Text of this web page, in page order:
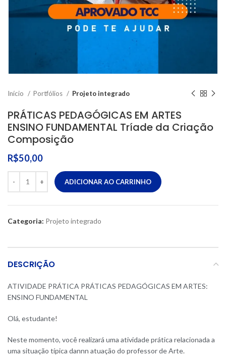
Início Portfólios Projeto integrado
PRÁTICAS PEDAGÓGICAS EM ARTES
ENSINO FUNDAMENTAL Tríade da Criação
Composição
R$50,00
ADICIONAR AO CARRINHO
Categoria: Projeto integrado
DESCRIÇÃO
ATIVIDADE PRÁTICA PRÁTICAS PEDAGÓGICAS EM ARTES:
ENSINO FUNDAMENTAL
Olá, estudante!
Neste momento, você realizará uma atividade prática relacionada a
uma situação típica dannn atuação do professor de Arte.